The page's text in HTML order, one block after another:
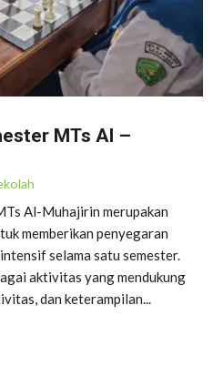
MTs Al –
Al-Muhajirin merupakan
memberikan penyegaran
selama satu semester.
aktivitas yang mendukung
dan keterampilan...